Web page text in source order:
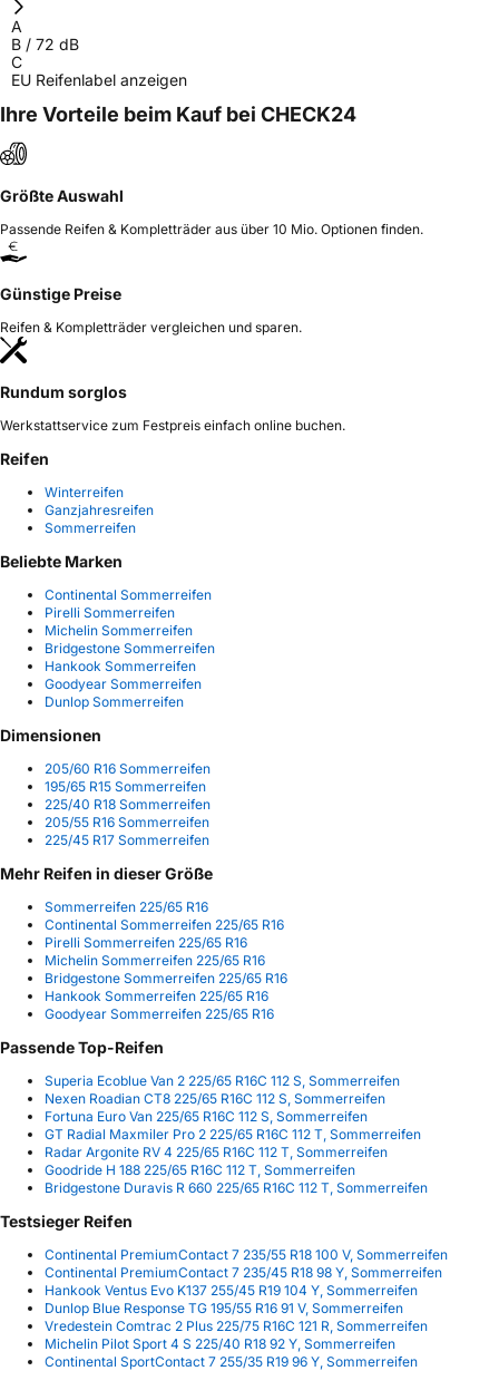
A
B / 72 dB
C
EU Reifenlabel anzeigen
Ihre Vorteile beim Kauf bei CHECK24
Größte Auswahl
Passende Reifen & Kompletträder aus über 10 Mio. Optionen finden.
Günstige Preise
Reifen & Kompletträder vergleichen und sparen.
Rundum sorglos
Werkstattservice zum Festpreis einfach online buchen.
Reifen
Winterreifen
Ganzjahresreifen
Sommerreifen
Beliebte Marken
Continental Sommerreifen
Pirelli Sommerreifen
Michelin Sommerreifen
Bridgestone Sommerreifen
Hankook Sommerreifen
Goodyear Sommerreifen
Dunlop Sommerreifen
Dimensionen
205/60 R16 Sommerreifen
195/65 R15 Sommerreifen
225/40 R18 Sommerreifen
205/55 R16 Sommerreifen
225/45 R17 Sommerreifen
Mehr Reifen in dieser Größe
Sommerreifen 225/65 R16
Continental Sommerreifen 225/65 R16
Pirelli Sommerreifen 225/65 R16
Michelin Sommerreifen 225/65 R16
Bridgestone Sommerreifen 225/65 R16
Hankook Sommerreifen 225/65 R16
Goodyear Sommerreifen 225/65 R16
Passende Top-Reifen
Superia Ecoblue Van 2 225/65 R16C 112 S, Sommerreifen
Nexen Roadian CT8 225/65 R16C 112 S, Sommerreifen
Fortuna Euro Van 225/65 R16C 112 S, Sommerreifen
GT Radial Maxmiler Pro 2 225/65 R16C 112 T, Sommerreifen
Radar Argonite RV 4 225/65 R16C 112 T, Sommerreifen
Goodride H 188 225/65 R16C 112 T, Sommerreifen
Bridgestone Duravis R 660 225/65 R16C 112 T, Sommerreifen
Testsieger Reifen
Continental PremiumContact 7 235/55 R18 100 V, Sommerreifen
Continental PremiumContact 7 235/45 R18 98 Y, Sommerreifen
Hankook Ventus Evo K137 255/45 R19 104 Y, Sommerreifen
Dunlop Blue Response TG 195/55 R16 91 V, Sommerreifen
Vredestein Comtrac 2 Plus 225/75 R16C 121 R, Sommerreifen
Michelin Pilot Sport 4 S 225/40 R18 92 Y, Sommerreifen
Continental SportContact 7 255/35 R19 96 Y, Sommerreifen